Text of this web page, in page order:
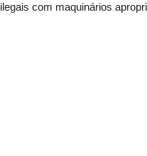
ilegais com maquinários